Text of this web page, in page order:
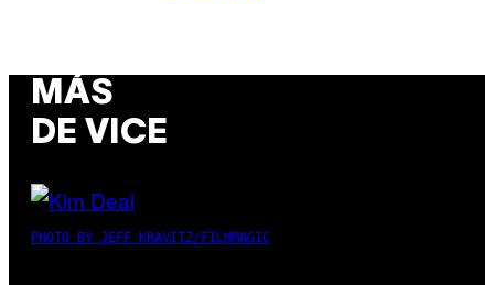
MÁS
DE VICE
PHOTO BY JEFF KRAVITZ/FILMMAGIC